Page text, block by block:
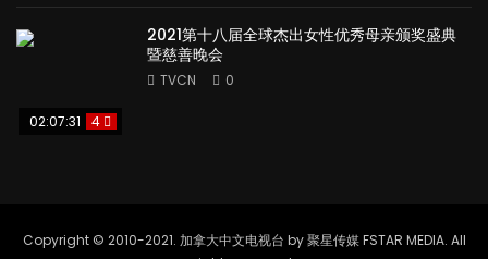
02:07:31 4
2021第十八届全球杰出女性优秀母亲颁奖盛典
暨慈善晚会
TVCN 0
Copyright © 2010-2021. 加拿大中文电视台 by 聚星传媒 FSTAR MEDIA. All